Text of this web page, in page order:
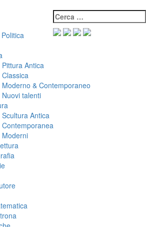
Cerca:
Pittura Antica
Classica
Moderno & Contemporaneo
Nuovi talenti
Scultura Antica
Contemporanea
Moderni